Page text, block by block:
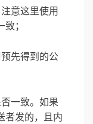
意这里使用
；
先得到的公
一致。如果
者发的，且内